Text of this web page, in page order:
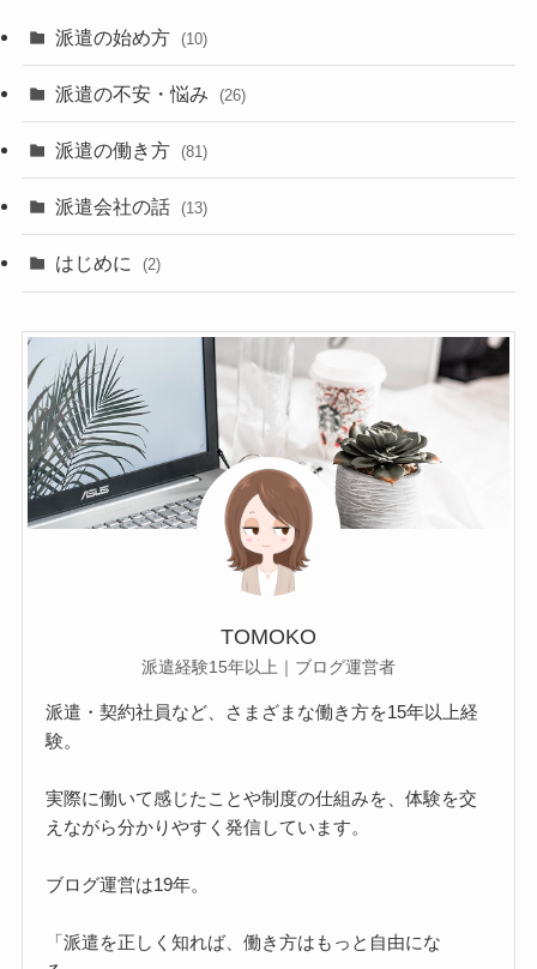
派遣の始め方 (10)
派遣の不安・悩み (26)
派遣の働き方 (81)
派遣会社の話 (13)
はじめに (2)
TOMOKO
派遣経験15年以上｜ブログ運営者
派遣・契約社員など、さまざまな働き方を15年以上経
験。
実際に働いて感じたことや制度の仕組みを、体験を交
えながら分かりやすく発信しています。
ブログ運営は19年。
「派遣を正しく知れば、働き方はもっと自由にな